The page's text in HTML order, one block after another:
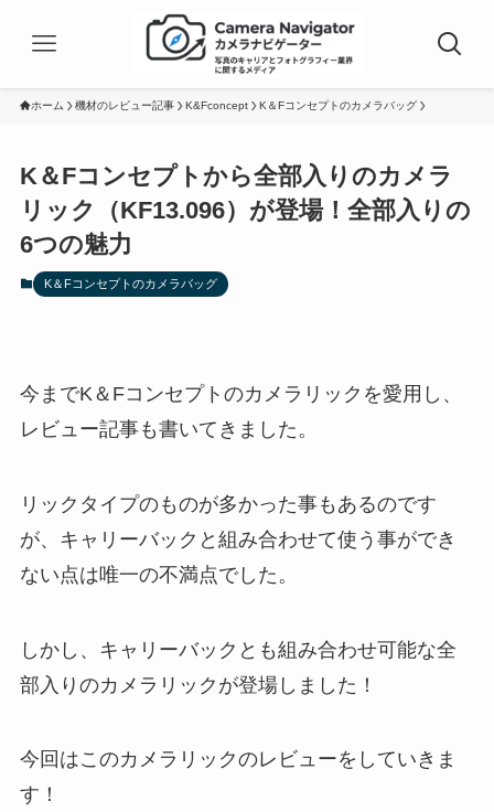
ホーム 機材のレビュー記事 K&Fconcept K＆Fコンセプトのカメラバッグ
K＆Fコンセプトから全部入りのカメラ
リック（KF13.096）が登場！全部入りの
6つの魅力
K＆Fコンセプトのカメラバッグ
今までK＆Fコンセプトのカメラリックを愛用し、
レビュー記事も書いてきました。
リックタイプのものが多かった事もあるのです
が、キャリーバックと組み合わせて使う事ができ
ない点は唯一の不満点でした。
しかし、キャリーバックとも組み合わせ可能な全
部入りのカメラリックが登場しました！
今回はこのカメラリックのレビューをしていきま
す！